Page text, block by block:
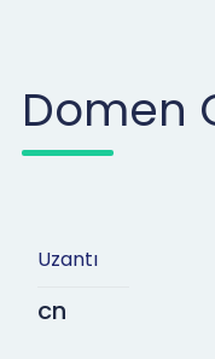
Domen
Uzantı
cn